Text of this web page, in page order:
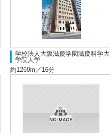
学校法人大阪滋慶学園滋慶科学大
学院大学
約1269m／16分